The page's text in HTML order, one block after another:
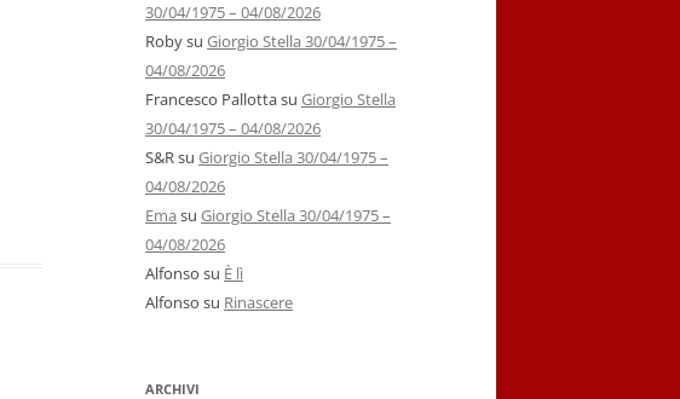
30/04/1975 – 04/08/2026
Robysu Giorgio Stella 30/04/1975 –
04/08/2026
Francesco Pallottasu Giorgio Stella
30/04/1975 – 04/08/2026
S&Rsu Giorgio Stella 30/04/1975 –
04/08/2026
Ema su Giorgio Stella 30/04/1975 –
04/08/2026
Alfonso su È lì
Alfonso su Rinascere
ARCHIVI